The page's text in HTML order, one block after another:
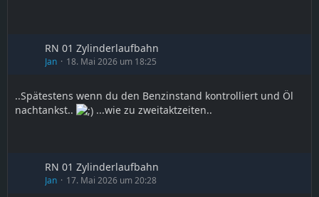
RN 01 Zylinderlaufbahn
Jan 18. Mai 2026 um 18:25
..Spätestens wenn du den Benzinstand kontrolliert und Öl
nachtankst..
...wie zu zweitaktzeiten..
RN 01 Zylinderlaufbahn
Jan 17. Mai 2026 um 20:28